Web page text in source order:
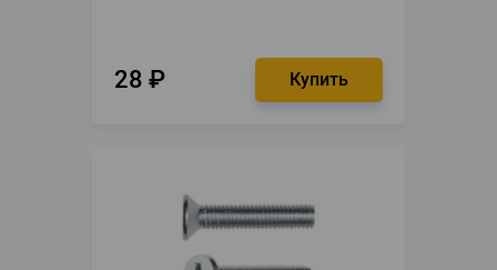
28 ₽